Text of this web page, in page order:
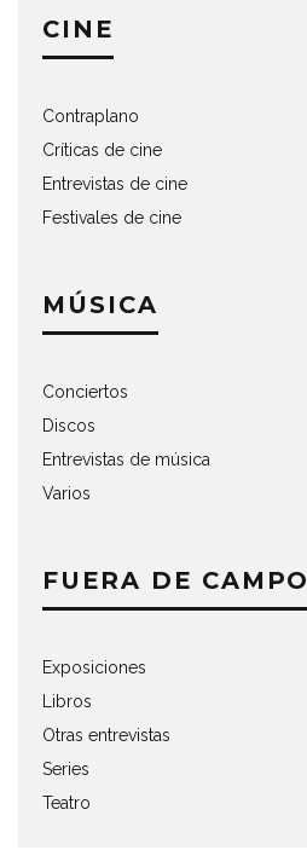
CINE
Contraplano
Críticas de cine
Entrevistas de cine
Festivales de cine
MÚSICA
Conciertos
Discos
Entrevistas de música
Varios
FUERA DE CAMPO
Exposiciones
Libros
Otras entrevistas
Series
Teatro